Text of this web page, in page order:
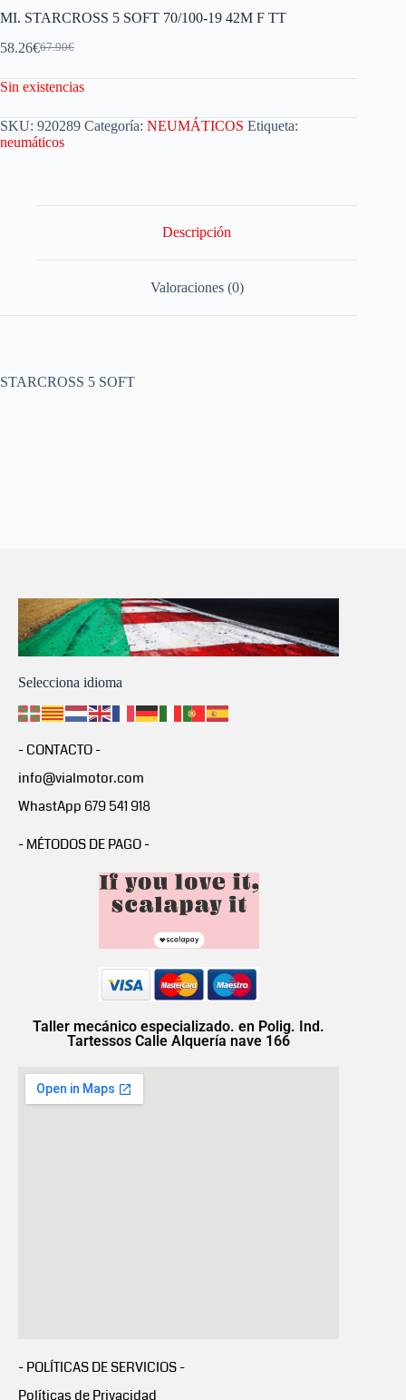
MI. STARCROSS 5 SOFT 70/100-19 42M F TT
67.90€
58.26€
Sin existencias
SKU: 920289 Categoría: NEUMÁTICOS Etiqueta:
neumáticos
Descripción
Valoraciones (0)
STARCROSS 5 SOFT
Selecciona idioma
- CONTACTO -
info@vialmotor.com
WhastApp 679 541 918
- MÉTODOS DE PAGO -
Taller mecánico especializado. en Polig. Ind.
Tartessos Calle Alquería nave 166
- POLÍTICAS DE SERVICIOS -
Políticas de Privacidad